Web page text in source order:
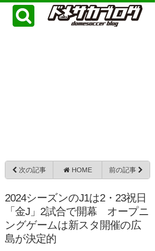
次の記事 HOME 前の記事
2024シーズンのJ1は2・23祝日
「金J」2試合で開幕 オープニ
ングゲームは新スタ開催の広
島が決定的